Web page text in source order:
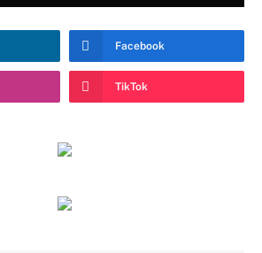
Facebook
TikTok